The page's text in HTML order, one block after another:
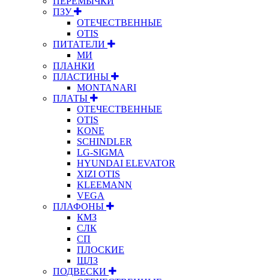
ПЗУ
ОТЕЧЕСТВЕННЫЕ
OTIS
ПИТАТЕЛИ
МИ
ПЛАНКИ
ПЛАСТИНЫ
MONTANARI
ПЛАТЫ
ОТЕЧЕСТВЕННЫЕ
OTIS
KONE
SCHINDLER
LG-SIGMA
HYUNDAI ELEVATOR
XIZI OTIS
KLEEMANN
VEGA
ПЛАФОНЫ
КМЗ
СЛК
СП
ПЛОСКИЕ
ЩЛЗ
ПОДВЕСКИ